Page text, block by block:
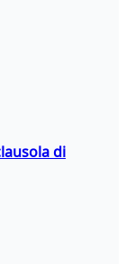
di